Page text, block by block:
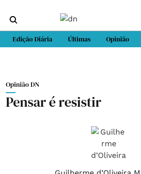
Edição Diária Últimas Opinião
Opinião DN
Pensar é resistir